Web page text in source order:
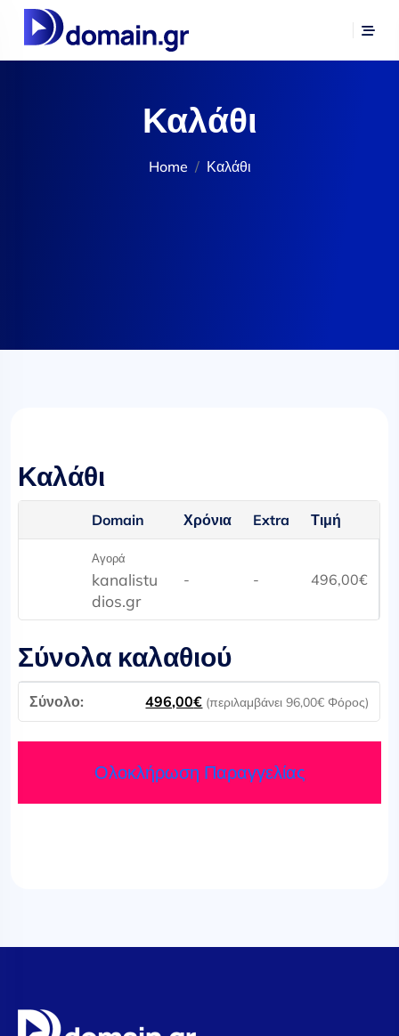
Καλάθι
Home Καλάθι
Καλάθι
Domain Χρόνια Extra Τιμή
Αγορά
kanalistu
dios.gr
- - 496,00€
Σύνολα καλαθιού
496,00€ (περιλαμβάνει96,00€ Φόρος)
Ολοκλήρωση Παραγγελίας